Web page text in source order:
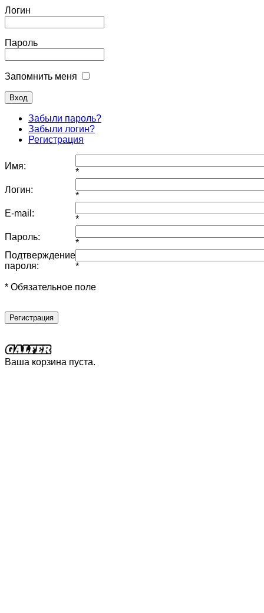
Логин
Пароль
Запомнить меня
Забыли пароль?
Забыли логин?
Регистрация
Имя:
*
Логин:
*
E-mail:
*
Пароль:
*
Подтверждение
пароля:
*
* Обязательное поле
Регистрация
Ваша корзина пуста.